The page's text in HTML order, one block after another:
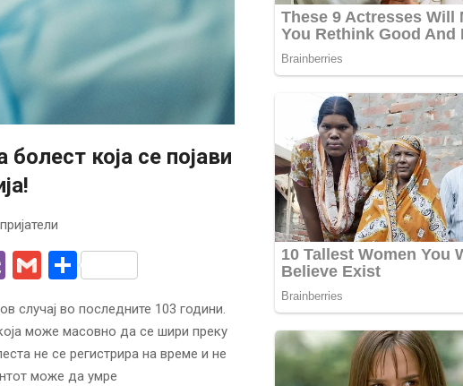
која се појави
ViberGmailShare
случај во последните 103 години.
може масовно да се шири преку
не се регистрира на време и не
може да умре